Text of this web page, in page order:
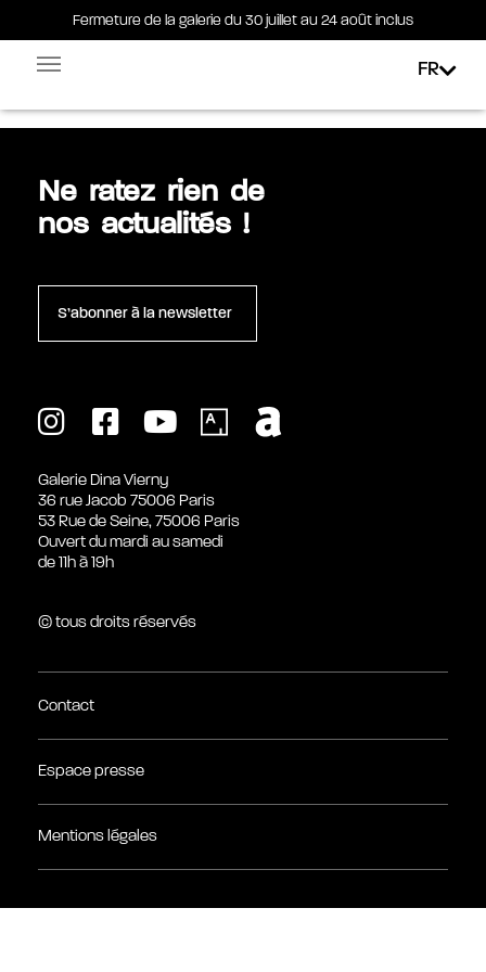
Fermeture de la galerie du 30 juillet au 24 août inclus
Fermeture de la galerie du 30 juillet au 24 août inclus
FR
Contact
Ne ratez rien de
nos actualités !
S’abonner à la newsletter
Galerie Dina Vierny
36 rue Jacob 75006 Paris
53 Rue de Seine, 75006 Paris
Ouvert du mardi au samedi
de 11h à 19h
© tous droits réservés
Contact
Espace presse
Mentions légales